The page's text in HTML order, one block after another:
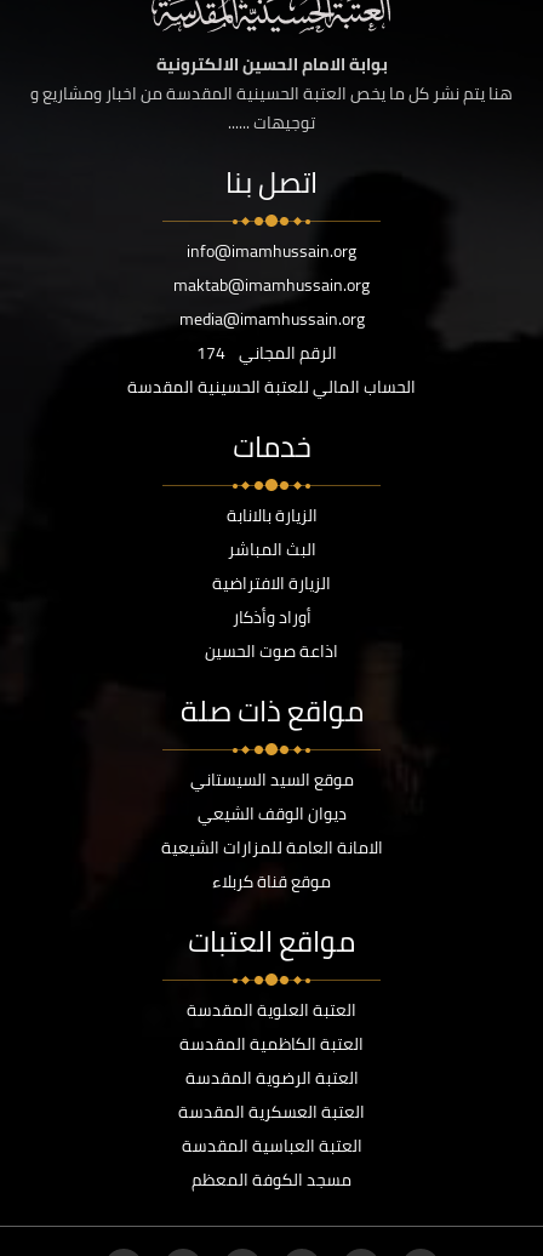
بوابة الامام الحسين الالكترونية
هنا يتم نشر كل ما يخص العتبة الحسينية المقدسة من اخبار ومشاريع و
توجيهات ......
اتصل بنا
info@imamhussain.org
maktab@imamhussain.org
media@imamhussain.org
الرقم المجاني 174
الحساب المالي للعتبة الحسينية المقدسة
خدمات
الزيارة بالانابة
البث المباشر
الزيارة الافتراضية
أوراد وأذكار
اذاعة صوت الحسين
مواقع ذات صلة
موقع السيد السيستاني
ديوان الوقف الشيعي
الامانة العامة للمزارات الشيعية
موقع قناة كربلاء
مواقع العتبات
العتبة العلوية المقدسة
العتبة الكاظمية المقدسة
العتبة الرضوية المقدسة
العتبة العسكرية المقدسة
العتبة العباسية المقدسة
مسجد الكوفة المعظم